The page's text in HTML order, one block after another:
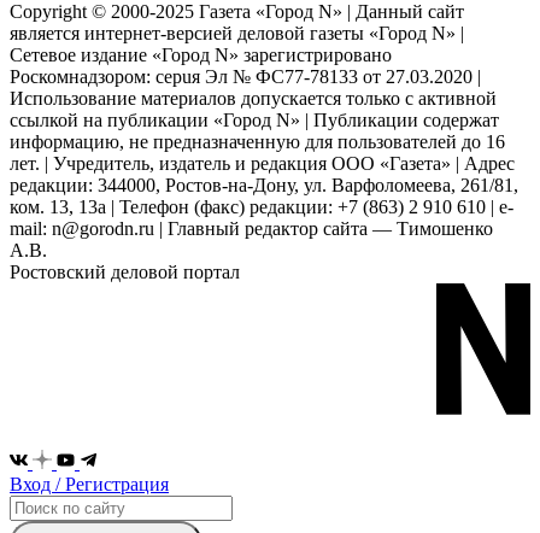
Copyright © 2000-2025 Газета «Город N» | Данный сайт
является интернет-версией деловой газеты «Город N» |
Сетевое издание «Город N» зарегистрировано
Роскомнадзором: серuя Эл № ФС77-78133 от 27.03.2020 |
Использование материалов допускается только с активной
ссылкой на публикации «Город N» | Публикации содержат
информацию, не предназначенную для пользователей до 16
лет. | Учредитель, издатель и редакция ООО «Газета» | Адрес
редакции: 344000, Ростов-на-Дону, ул. Варфоломеева, 261/81,
ком. 13, 13а | Телефон (факс) редакции: +7 (863) 2 910 610 | e-
mail: n@gorodn.ru | Главный редактор сайта — Тимошенко
А.В.
Ростовский деловой портал
Вход / Регистрация